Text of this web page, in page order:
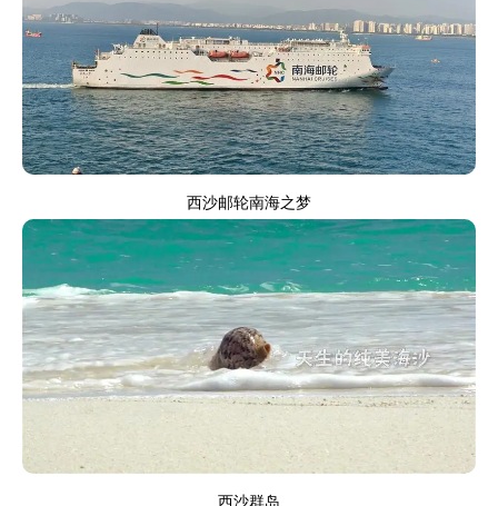
西沙邮轮南海之梦
西沙群岛